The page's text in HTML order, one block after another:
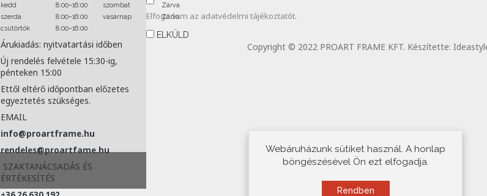
kedd
8:00–16:00 szombat
Zárva
szerda
8:00–16:00 vasárnap
Zárva
csütörtök
8:00–16:00
Árukiadás: nyitvatartási időben
Új rendelés felvétele 15:30-ig,
pénteken 15:00
Ettől eltérő időpontban előzetes
egyeztetés szükséges.
EMAIL
info@proartframe.hu
rendeles@proartfame.hu
SZAKTANÁCSADÁS ÉS
ÉRTÉKESÍTÉS
Elfogadom az adatvédelmi tájékoztatót.
ELKÜLD
Copyright © 2022 PROART FRAME KFT. Készítette:
Webáruházunk sütiket használ. A honlap
böngészésével Ön ezt elfogadja.
Rendben